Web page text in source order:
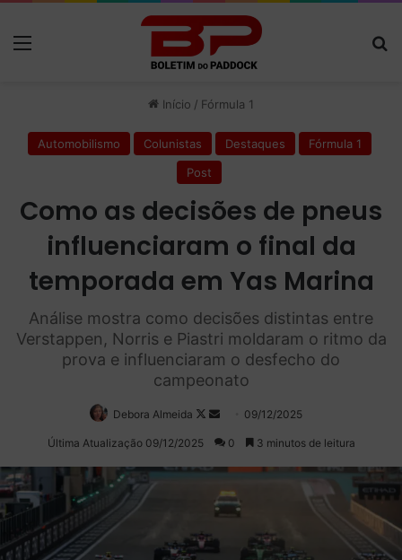
Início / Fórmula 1
Automobilismo Colunistas Destaques
Fórmula 1
Post
Como as decisões de pneus
influenciaram o final da
temporada em Yas Marina
Análise mostra como decisões distintas entre
Verstappen, Norris e Piastri moldaram o ritmo da
prova e influenciaram o desfecho do
campeonato
Debora Almeida
Follow
on
Mande
um
09/12/2025
Última Atualização 09/12/2025 0 3 minutos de leitura